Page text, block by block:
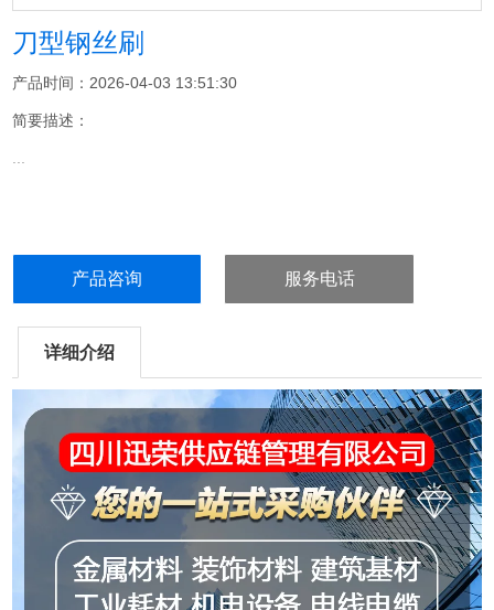
刀型钢丝刷
产品时间：2026-04-03 13:51:30
简要描述：
...
产品咨询 服务电话
详细介绍